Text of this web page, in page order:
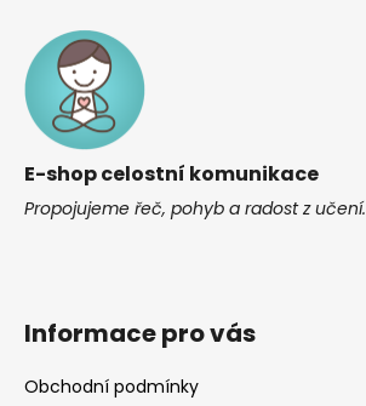
E-shop celostní komunikace
Propojujeme řeč, pohyb a radost z učení.
Informace pro vás
Obchodní podmínky